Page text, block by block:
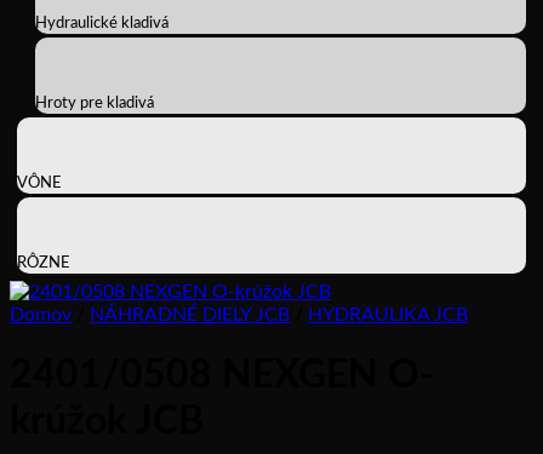
Hydraulické kladivá
Hroty pre kladivá
VÔNE
RÔZNE
Domov NÁHRADNÉ DIELY JCB HYDRAULIKA JCB